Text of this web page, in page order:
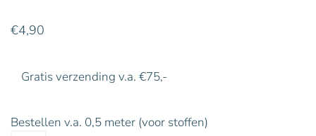
€4,90
Gratis verzending v.a. €75,-
Bestellen v.a. 0,5 meter (voor stoffen)